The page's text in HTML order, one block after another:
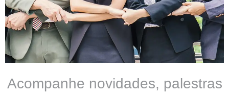
Acompanhe novidades, palestras